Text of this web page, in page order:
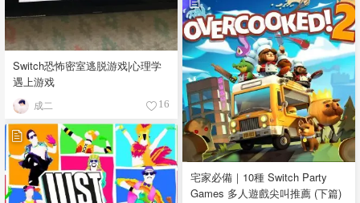
Switch恐怖密室逃脱游戏|心理学
遇上游戏
成二 16
宅家必備｜10種 Switch Party
Games 多人遊戲尖叫推薦 (下篇)